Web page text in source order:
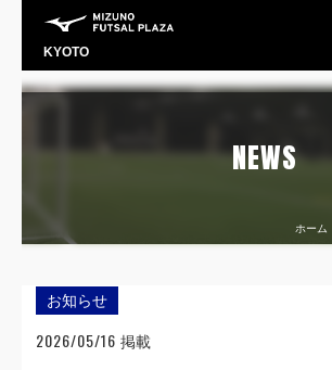
KYOTO
NEWS
ホーム
お知らせ
2026/05/16 掲載